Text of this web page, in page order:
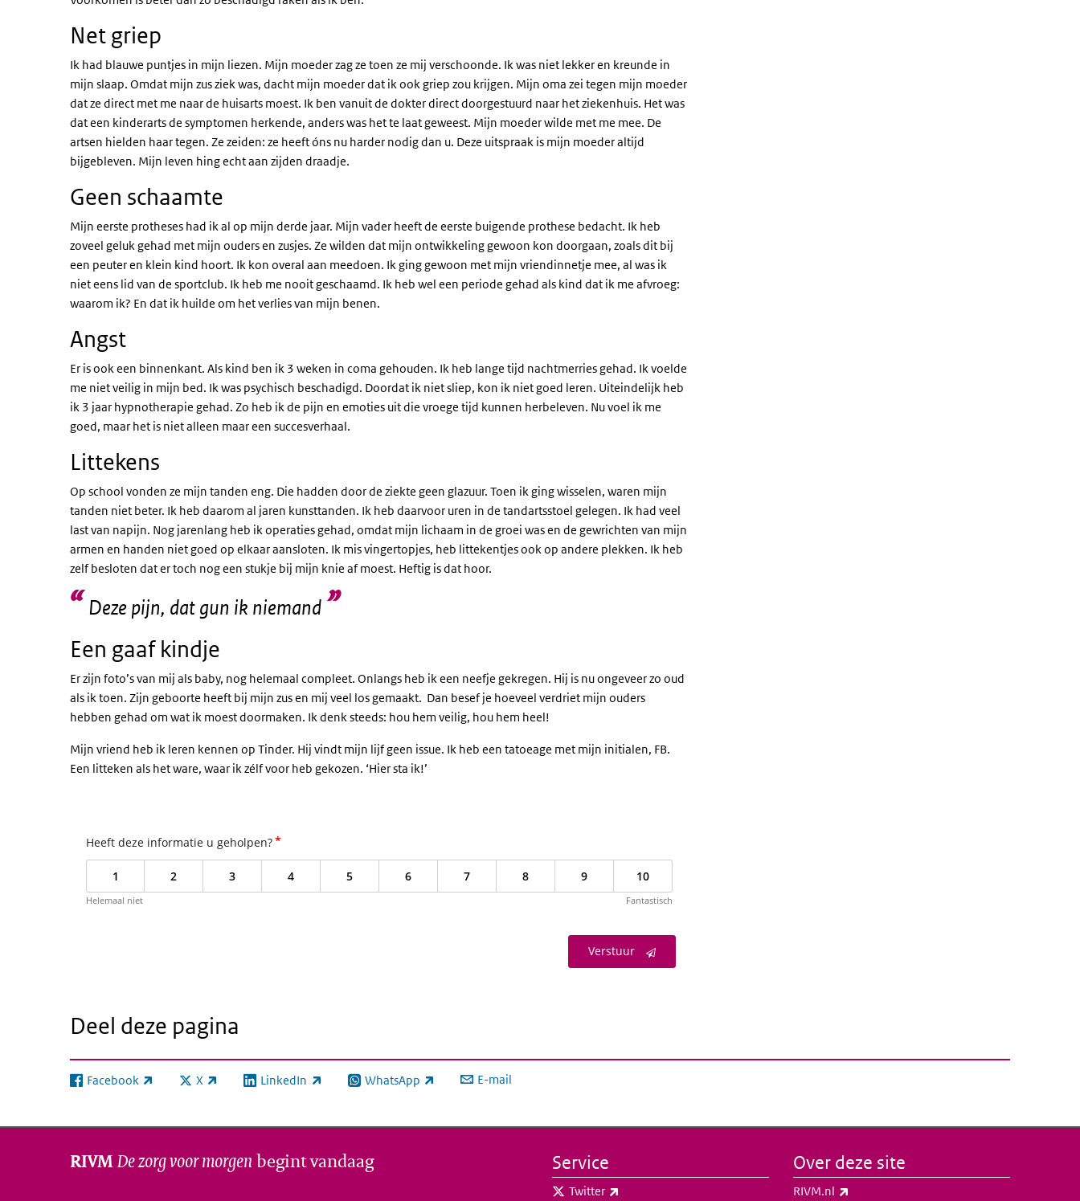
Net griep
Ik had blauwe puntjes in mijn liezen. Mijn moeder zag ze toen ze mij verschoonde. Ik was niet lekker en kreunde in
mijn slaap. Omdat mijn zus ziek was, dacht mijn moeder dat ik ook griep zou krijgen. Mijn oma zei tegen mijn moeder
dat ze direct met me naar de huisarts moest. Ik ben vanuit de dokter direct doorgestuurd naar het ziekenhuis. Het was
dat een kinderarts de symptomen herkende, anders was het te laat geweest. Mijn moeder wilde met me mee. De
artsen hielden haar tegen. Ze zeiden: ze heeft óns nu harder nodig dan u. Deze uitspraak is mijn moeder altijd
bijgebleven. Mijn leven hing echt aan zijden draadje.
Geen schaamte
Mijn eerste protheses had ik al op mijn derde jaar. Mijn vader heeft de eerste buigende prothese bedacht. Ik heb
zoveel geluk gehad met mijn ouders en zusjes. Ze wilden dat mijn ontwikkeling gewoon kon doorgaan, zoals dit bij
een peuter en klein kind hoort. Ik kon overal aan meedoen. Ik ging gewoon met mijn vriendinnetje mee, al was ik
niet eens lid van de sportclub. Ik heb me nooit geschaamd. Ik heb wel een periode gehad als kind dat ik me afvroeg:
waarom ik? En dat ik huilde om het verlies van mijn benen.
Angst
Er is ook een binnenkant. Als kind ben ik 3 weken in coma gehouden. Ik heb lange tijd nachtmerries gehad. Ik voelde
me niet veilig in mijn bed. Ik was psychisch beschadigd. Doordat ik niet sliep, kon ik niet goed leren. Uiteindelijk heb
ik 3 jaar hypnotherapie gehad. Zo heb ik de pijn en emoties uit die vroege tijd kunnen herbeleven. Nu voel ik me
goed, maar het is niet alleen maar een succesverhaal.
Littekens
Op school vonden ze mijn tanden eng. Die hadden door de ziekte geen glazuur. Toen ik ging wisselen, waren mijn
tanden niet beter. Ik heb daarom al jaren kunsttanden. Ik heb daarvoor uren in de tandartsstoel gelegen. Ik had veel
last van napijn. Nog jarenlang heb ik operaties gehad, omdat mijn lichaam in de groei was en de gewrichten van mijn
armen en handen niet goed op elkaar aansloten. Ik mis vingertopjes, heb littekentjes ook op andere plekken. Ik heb
zelf besloten dat er toch nog een stukje bij mijn knie af moest. Heftig is dat hoor.
Deze pijn, dat gun ik niemand
Een gaaf kindje
Er zijn foto’s van mij als baby, nog helemaal compleet. Onlangs heb ik een neefje gekregen. Hij is nu ongeveer zo oud
als ik toen. Zijn geboorte heeft bij mijn zus en mij veel los gemaakt. Dan besef je hoeveel verdriet mijn ouders
hebben gehad om wat ik moest doormaken. Ik denk steeds: hou hem veilig, hou hem heel!
Mijn vriend heb ik leren kennen op Tinder. Hij vindt mijn lijf geen issue. Ik heb een tatoeage met mijn initialen, FB.
Een litteken als het ware, waar ik zélf voor heb gekozen. ‘Hier sta ik!’
Heeft deze informatie u geholpen?*
1 2 3 4 5 6 7 8 9 10
Helemaal niet Fantastisch
Verstuur
Deel deze pagina
Facebook
(externe link) X
(externe link) LinkedIn
(externe link) WhatsApp
(externe link) E-mail
RIVMDe zorg voor morgen begint vandaag Service
Twitter
Over deze site
RIVM.nl